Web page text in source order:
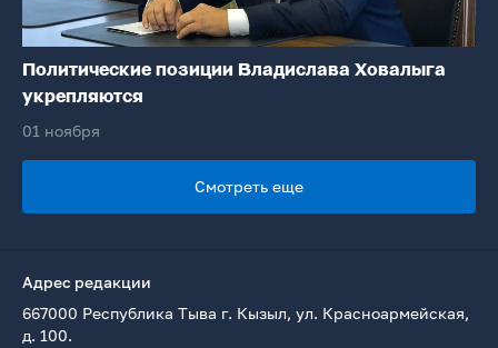
Политические позиции Владислава Ховалыга
укрепляются
01 ноября
Смотреть еще
Адрес редакции
667000 Республика Тыва г. Кызыл, ул. Красноармейская,
д. 100.